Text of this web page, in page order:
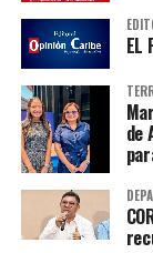
EL
de